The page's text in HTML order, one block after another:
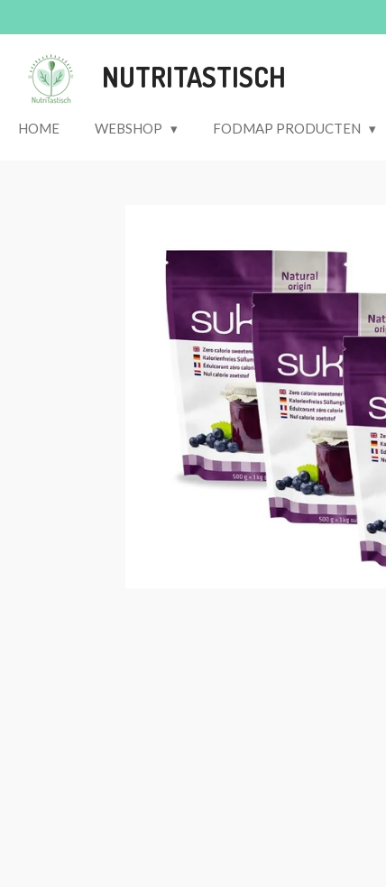
direct
naar
hoofdinhoud
NUTRITASTISCH
HOME WEBSHOP FODMAP PRODUCTEN